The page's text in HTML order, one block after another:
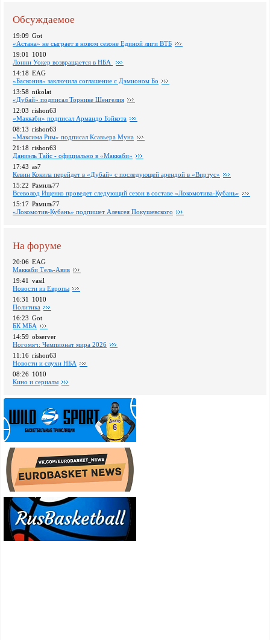
Обсуждаемое
19:09 Got
«Астана» не сыграет в новом сезоне Единой лиги ВТБ
19:01
1010
Лонни Уокер возвращается в НБА
14:18 EAG
«Баскония» заключила соглашение с Дэмионом Бо
13:58 nikolat
«Дубай» подписал Торнике Шенгелия
12:03 rishon63
«Маккаби» подписал Армандо Бэйкота
08:13 rishon63
«Максима Рим» подписал Ксавьера Муна
21:18 rishon63
Даниэль Тайс - официально в «Маккаби»
17:43 as7
Кевин Кокила перейдет в «Дубай» с последующей арендой в «Виртус»
15:22 Рамиль77
Всеволод Ищенко проведет следующий сезон в составе «Локомотива-Кубань»
15:17 Рамиль77
«Локомотив-Кубань» подпишет Алексея Покушевского
На форуме
20:06 EAG
Маккаби Тель-Авив
19:41 vasil
Новости из Европы
16:31
1010
Политика
16:23 Got
БК МБА
14:59 observer
Ногомяч: Чемпионат мира 2026
11:16 rishon63
Новости и слухи НБА
08:26 1010
Кино и сериалы